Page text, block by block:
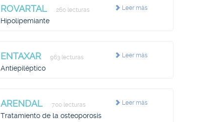
Leer más
ROVARTAL 260 lecturas
Hipolipemiante
Leer más
ENTAXAR 963 lecturas
Antiepiléptico
Leer más
ARENDAL 700 lecturas
Tratamiento de la osteoporosis